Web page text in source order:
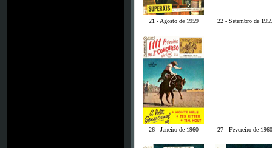
21 - Agosto de 1959 22 - Setembro de
26 - Janeiro de 1960 27 - Fevereiro de 1960